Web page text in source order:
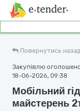
Повернутись назад
Закупівлю
18-06-2026, 09:38
Мобільний
майстерень